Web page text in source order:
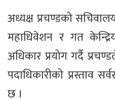
अध्यक्ष प्रचण्डको
महाधिवेशन र गत केन्द्रिय
अधिकार प्रयोग गर्दै
पदाधिकारीको प्रस्ताव
छ ।